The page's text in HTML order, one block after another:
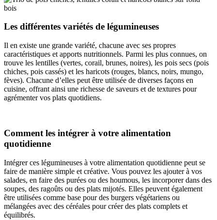
Les différentes variétés de légumineuses
Il en existe une grande variété, chacune avec ses propres
caractéristiques et apports nutritionnels. Parmi les plus connues, on
trouve les lentilles (vertes, corail, brunes, noires), les pois secs (pois
chiches, pois cassés) et les haricots (rouges, blancs, noirs, mungo,
fèves). Chacune d’elles peut être utilisée de diverses façons en
cuisine, offrant ainsi une richesse de saveurs et de textures pour
agrémenter vos plats quotidiens.
Comment les intégrer à votre alimentation
quotidienne
Intégrer ces légumineuses à votre alimentation quotidienne peut se
faire de manière simple et créative. Vous pouvez les ajouter à vos
salades, en faire des purées ou des houmous, les incorporer dans des
soupes, des ragoûts ou des plats mijotés. Elles peuvent également
être utilisées comme base pour des burgers végétariens ou
mélangées avec des céréales pour créer des plats complets et
équilibrés.